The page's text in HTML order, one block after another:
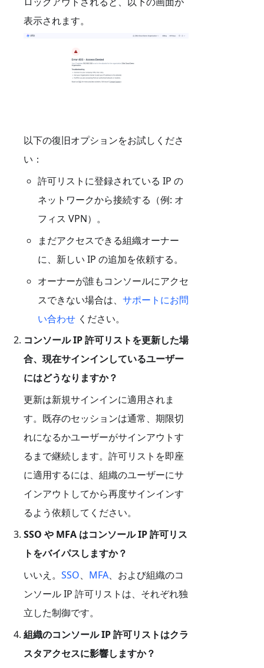
表示されます。
以下の復旧オプションをお試しくださ
い：
許可リストに登録されている IP の
ネットワークから接続する（例: オ
フィス VPN）。
まだアクセスできる組織オーナー
に、新しい IP の追加を依頼する。
オーナーが誰もコンソールにアクセ
スできない場合は、 サポートにお問
い合わせ ください。
コンソール IP 許可リストを更新した場
合、現在サインインしているユーザー
にはどうなりますか？
更新は新規サインインに適用されま
す。既存のセッションは通常、期限切
れになるかユーザーがサインアウトす
るまで継続します。許可リストを即座
に適用するには、組織のユーザーにサ
インアウトしてから再度サインインす
るよう依頼してください。
SSO や MFA はコンソール IP 許可リス
トをバイパスしますか？
いいえ。 SSO、 MFA、および組織のコ
ンソール IP 許可リストは、それぞれ独
立した制御です。
組織のコンソール IP 許可リストはクラ
スタアクセスに影響しますか？